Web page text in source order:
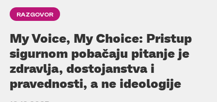
RAZGOVOR
My Voice, My Choice: Pristup
sigurnom pobačaju pitanje je
zdravlja, dostojanstva i
pravednosti, a ne ideologije